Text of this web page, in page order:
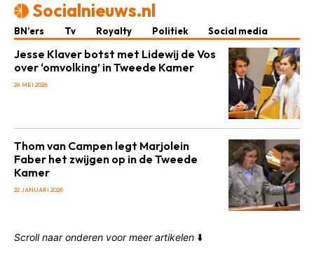
Socialnieuws.nl
BN’ers Tv Royalty Politiek Social media
Jesse Klaver botst met Lidewij de Vos
over ‘omvolking’ in Tweede Kamer
26 MEI 2026
Thom van Campen legt Marjolein
Faber het zwijgen op in de Tweede
Kamer
22 JANUARI 2026
Scroll naar onderen voor meer artikelen ⬇️